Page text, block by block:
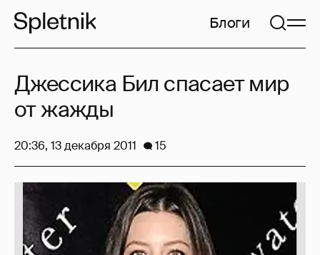
Блоги
Джессика Бил спасает мир
от жажды
20:36, 13 декабря 2011 15